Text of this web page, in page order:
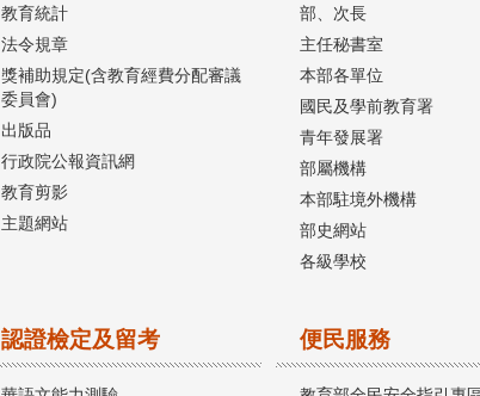
教育統計
法令規章
獎補助規定(含教育經費分配審議
委員會)
出版品
行政院公報資訊網
教育剪影
主題網站
部、次長
主任秘書室
本部各單位
國民及學前教育署
青年發展署
部屬機構
本部駐境外機構
部史網站
各級學校
認證檢定及留考 便民服務